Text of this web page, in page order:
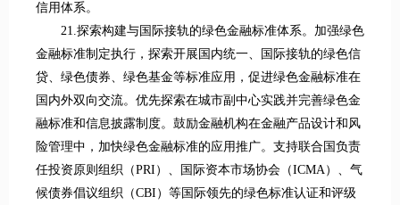
信用体系。
21.探索构建与国际接轨的绿色金融标准体系。加强绿色
金融标准制定执行，探索开展国内统一、国际接轨的绿色信
贷、绿色债券、绿色基金等标准应用，促进绿色金融标准在
国内外双向交流。优先探索在城市副中心实践并完善绿色金
融标准和信息披露制度。鼓励金融机构在金融产品设计和风
险管理中，加快绿色金融标准的应用推广。支持联合国负责
任投资原则组织（PRI）、国际资本市场协会（ICMA）、气
候债券倡议组织（CBI）等国际领先的绿色标准认证和评级